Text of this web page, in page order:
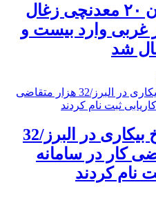
کشته شدن ۲۰ معدنچی زغال
غربی وارد بیست و
شد
کاهش نرخ بیکاری در البرز/32
کار در سامانه
نام کردند